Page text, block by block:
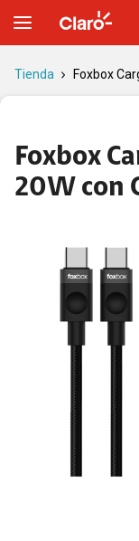
Tienda Foxbox
Foxbox
20W con
Foxbox cargador de